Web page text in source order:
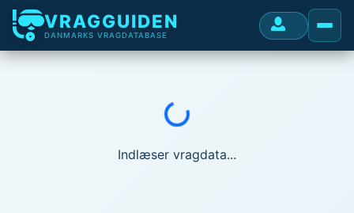
VRAGGUIDEN
DANMARKS VRAGDATABASE
Indlæser...
Indlæser vragdata...